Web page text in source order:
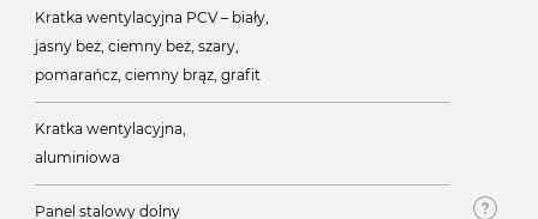
Kratka wentylacyjna PCV – biały,
jasny beż, ciemny beż, szary,
pomarańcz, ciemny brąz, grafit
Kratka wentylacyjna,
aluminiowa
Panel stalowy dolny